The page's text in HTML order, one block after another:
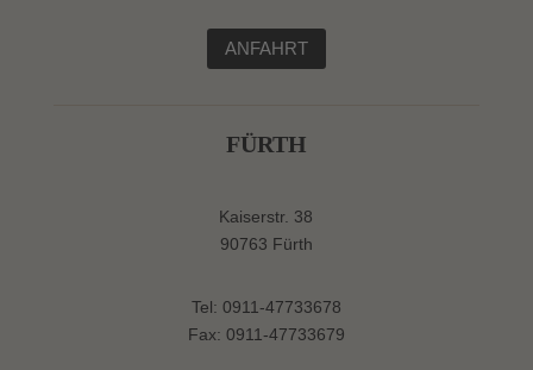
ANFAHRT
FÜRTH
Kaiserstr. 38
90763 Fürth
Tel: 0911-47733678
Fax: 0911-47733679